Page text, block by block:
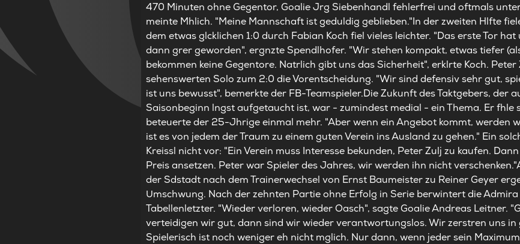
470 Minuten ohne Gegentor, Goalie Jrg Siebenhandl fehlerfrei und oftmals
meinte Mhlich. "Meine Mannschaft ist geduldig geblieben."In der zweiten Hlfte
dem etwas glcklichen 1:0 durch Fabian Koch fiel vieles leichter. "Das erste Tor
dann grer geworden", ergnzte Spendlhofer. "Wir stehen kompakt, etwas tiefer
bekommen keine Gegentore. Natrlich gibt uns das Sicherheit", erklrte Koch.
sehenswerten Solo zum 2:0 die Vorentscheidung. "Wir sind defensiv sehr gut,
ist uns bewusst", bemerkte der FB-Teamspieler.Die Zukunft des Taktgebers, der
Saisonbeginn lngst aufgetaucht ist, war - zumindest medial - ein Thema. Er fhle
beteuerte der 25-Jhrige einmal mehr. "Aber wenn ein Angebot kommt, werden
ist es von jedem der Traum zu einem guten Verein ins Ausland zu gehen." Ein
Kreissl nicht vor: "Ein Verein muss Interesse bekunden, Peter Zulj zu kaufen.
Preis ansetzen. Peter war Spieler des Jahres, wir werden ihn nicht
der Sdstadt nach dem Trainerwechsel von Ernst Baumeister zu Reiner Geyer
Umschwung. Nach der zehnten Partie ohne Erfolg in Serie berwintert die
Tabellenletzter. "Wieder verloren, wieder Oasch", sagte Goalie Andreas Leitner.
verteidigen wir gut, dann sind wir wieder verantwortungslos. Wir zerstren uns in
Spielerisch ist noch weniger eh nicht mglich. Nur dann, wenn jeder sein